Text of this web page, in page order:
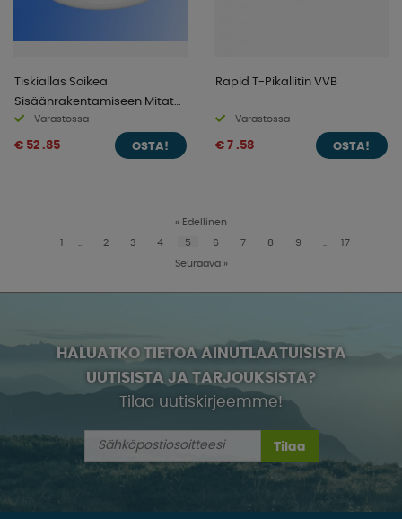
Tiskiallas Soikea
Sisäänrakentamiseen Mitat
38x21 cm
Varastossa
€ 52 .85 OSTA!
Rapid T-Pikaliitin VVB
Varastossa
€ 7 .58 OSTA!
« Edellinen
1 2 3 4 5 6 7 8 9 17
Seuraava »
HALUATKO TIETOA AINUTLAATUISISTA
UUTISISTA JA TARJOUKSISTA?
Tilaa uutiskirjeemme!
Tilaa